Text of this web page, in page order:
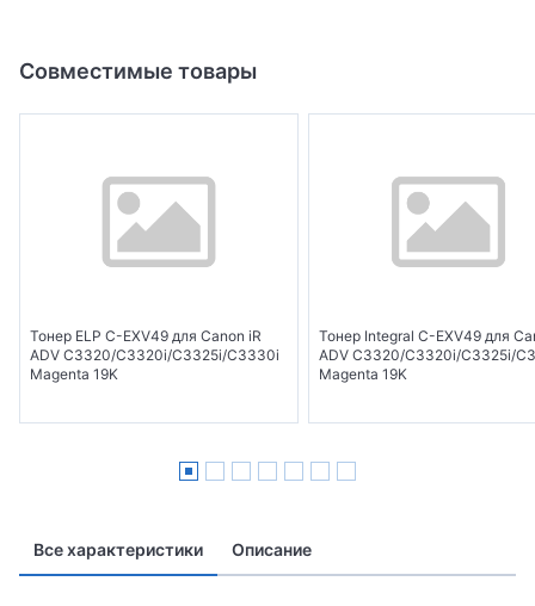
Совместимые товары
Тонер ELP C-EXV49 для Canon iR
ADV C3320/C3320i/C3325i/C3330i
Magenta 19K
Тонер Integral C-EXV49 для
ADV C3320/C3320i/C3325i/
Magenta 19K
Все характеристики Описание